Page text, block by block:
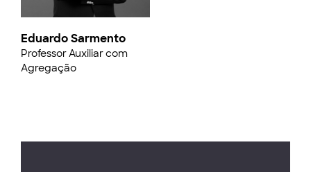
Eduardo Sarmento
Professor Auxiliar com
Agregação